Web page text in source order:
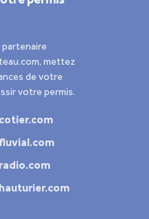
mettez
de votre
votre permis.